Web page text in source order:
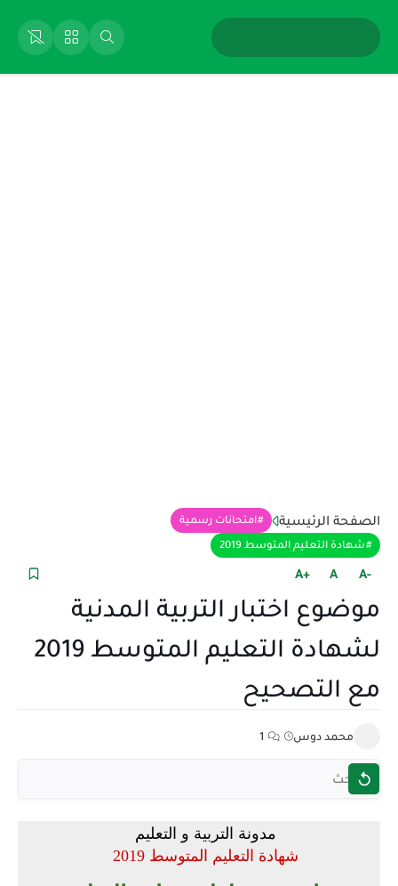
الصفحة الرئيسية امتحانات رسمية
شهادة التعليم المتوسط 2019
+A A -A
موضوع اختبار التربية المدنية
لشهادة التعليم المتوسط 2019
مع التصحيح
محمد دوس 1
مدونة التربية و التعليم
شهادة التعليم المتوسط 2019